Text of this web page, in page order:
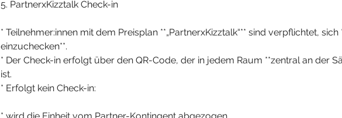
5. PartnerxKizztalk Check-in
* Teilnehmer:innen mit dem Preisplan **„PartnerxKizztalk“** sind verpflichtet, sich
einzuchecken**.
* Der Check-in erfolgt über den QR-Code, der in jedem Raum **zentral an der
ist.
* Erfolgt kein Check-in: